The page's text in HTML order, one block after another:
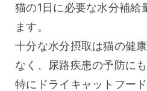
猫の1日に必要な水分補給
ます。
十分な水分摂取は猫の健
なく、尿路疾患の予防にも
特にドライキャットフー